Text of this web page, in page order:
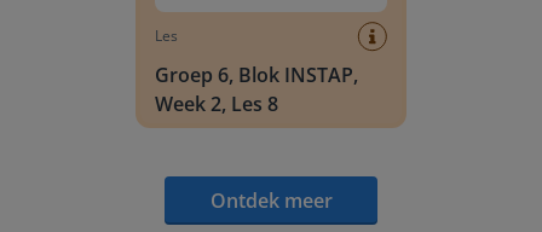
Les
Groep 6, Blok INSTAP,
Week 2, Les 8
Ontdek meer